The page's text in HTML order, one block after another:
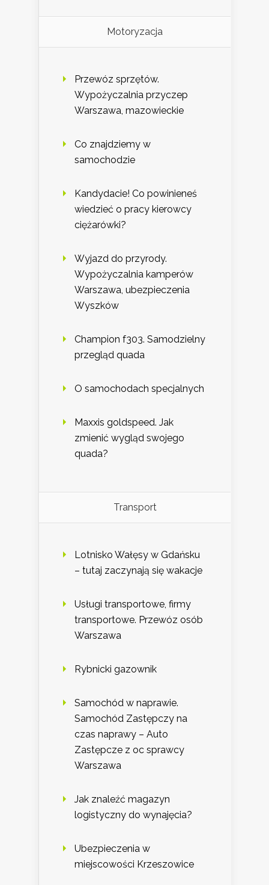
Motoryzacja
Przewóz sprzętów.
Wypożyczalnia przyczep
Warszawa, mazowieckie
Co znajdziemy w
samochodzie
Kandydacie! Co powinieneś
wiedzieć o pracy kierowcy
ciężarówki?
Wyjazd do przyrody.
Wypożyczalnia kamperów
Warszawa, ubezpieczenia
Wyszków
Champion f303. Samodzielny
przegląd quada
O samochodach specjalnych
Maxxis goldspeed. Jak
zmienić wygląd swojego
quada?
Transport
Lotnisko Wałęsy w Gdańsku
– tutaj zaczynają się wakacje
Usługi transportowe, firmy
transportowe. Przewóz osób
Warszawa
Rybnicki gazownik
Samochód w naprawie.
Samochód Zastępczy na
czas naprawy – Auto
Zastępcze z oc sprawcy
Warszawa
Jak znaleźć magazyn
logistyczny do wynajęcia?
Ubezpieczenia w
miejscowości Krzeszowice